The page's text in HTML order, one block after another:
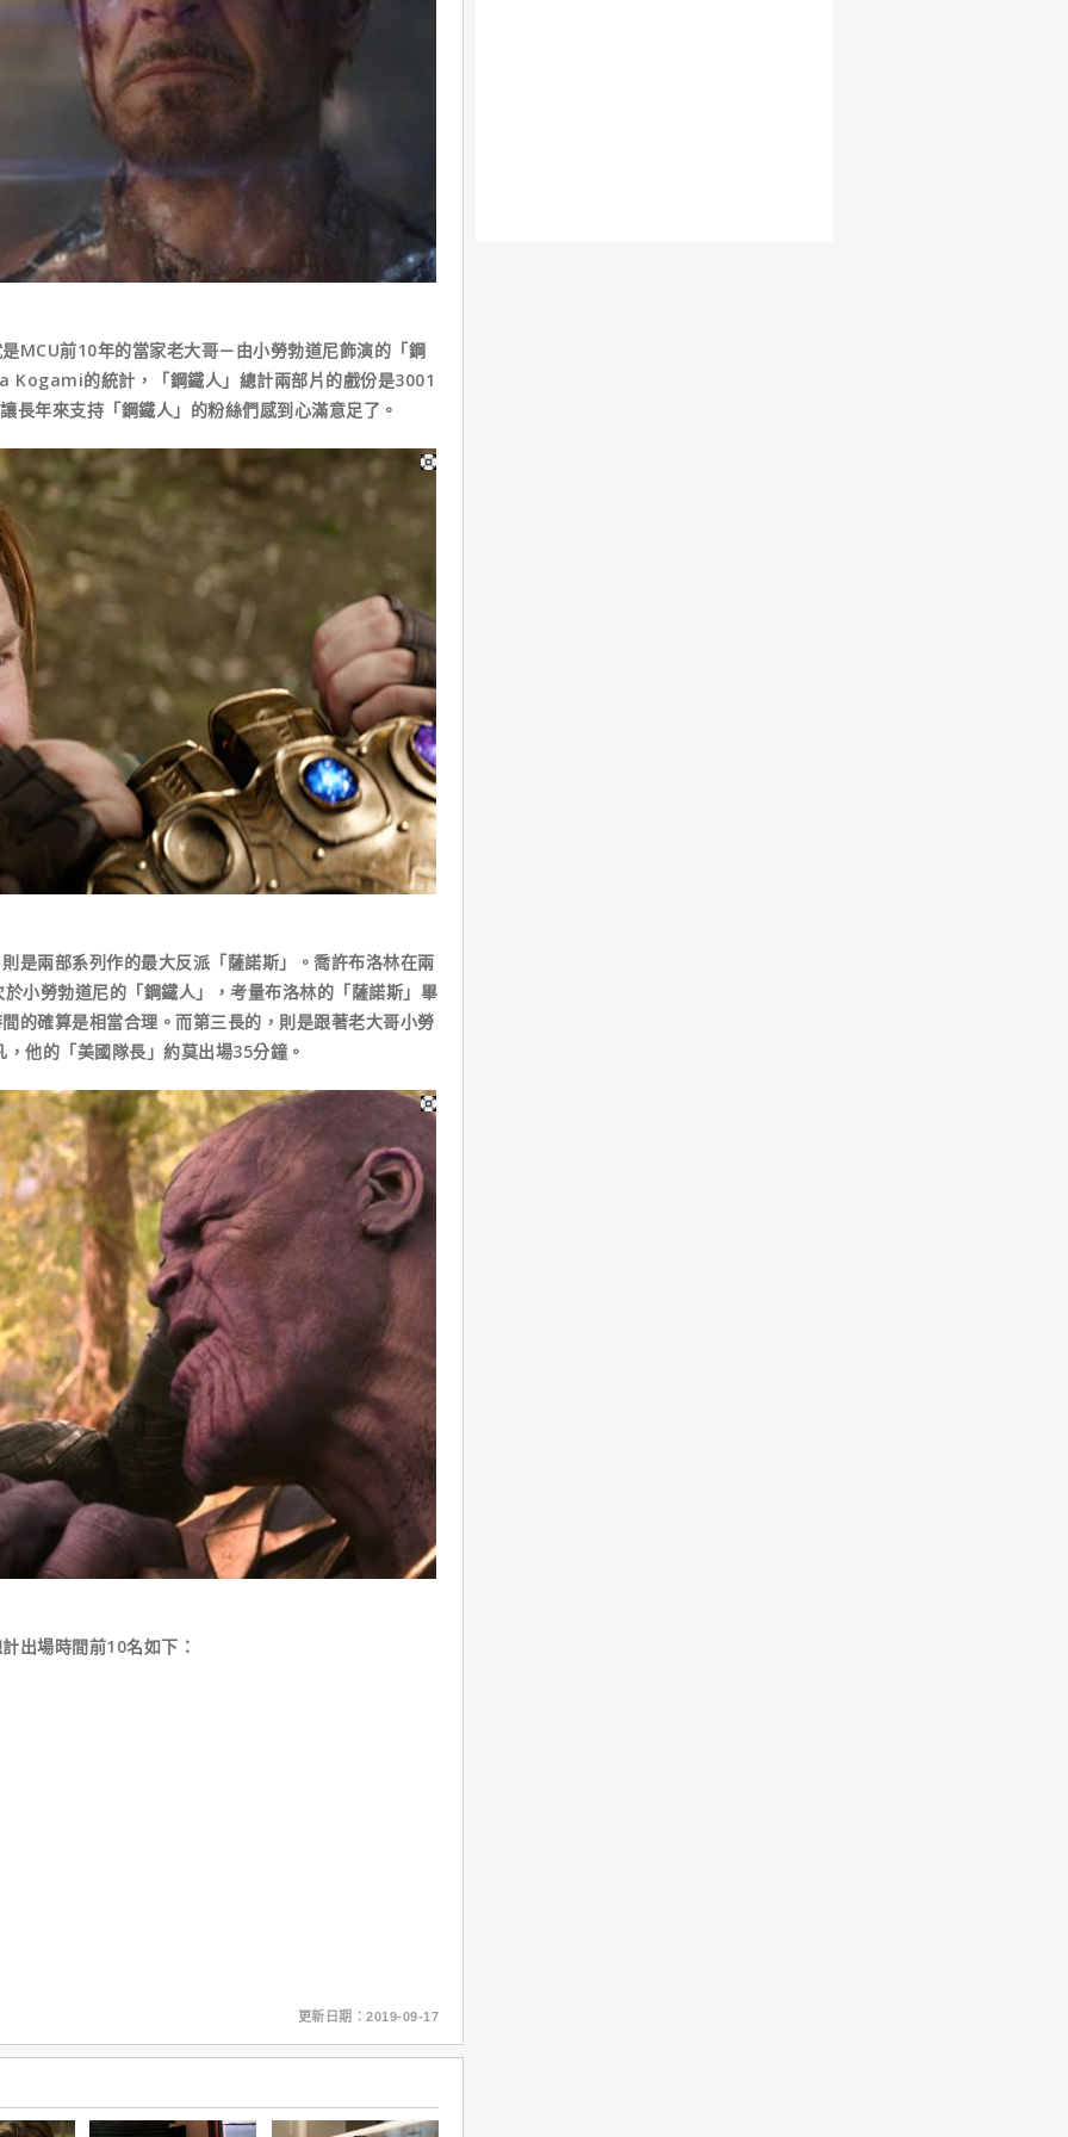
前10年的當家老大哥－由小勞勃道尼飾演的「鋼
Kogami的統計，「鋼鐵人」總計兩部片的戲份是3001
長年來支持「鋼鐵人」的粉絲們感到心滿意足了。
兩部系列作的最大反派「薩諾斯」。喬許布洛林在兩
小勞勃道尼的「鋼鐵人」，考量布洛林的「薩諾斯」畢
的確算是相當合理。而第三長的，則是跟著老大哥小勞
他的「美國隊長」約莫出場35分鐘。
場時間前10名如下：
更新日期：2019-09-17